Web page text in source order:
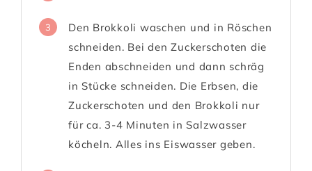
3
Den Brokkoli waschen und in Röschen
schneiden. Bei den Zuckerschoten die
Enden abschneiden und dann schräg
in Stücke schneiden. Die Erbsen, die
Zuckerschoten und den Brokkoli nur
für ca. 3-4 Minuten in Salzwasser
köcheln. Alles ins Eiswasser geben.